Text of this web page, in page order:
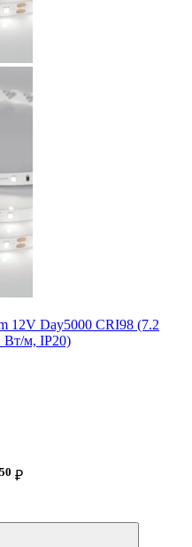
12V Day5000 CRI98 (7.2
Вт/м, IP20)
50 ₽